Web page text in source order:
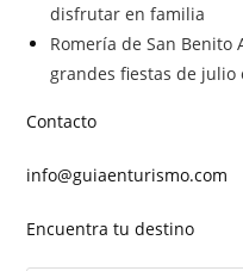
disfrutar en familia
Romería de San Benito
grandes fiestas de julio
Contacto
info@guiaenturismo.com
Encuentra tu destino